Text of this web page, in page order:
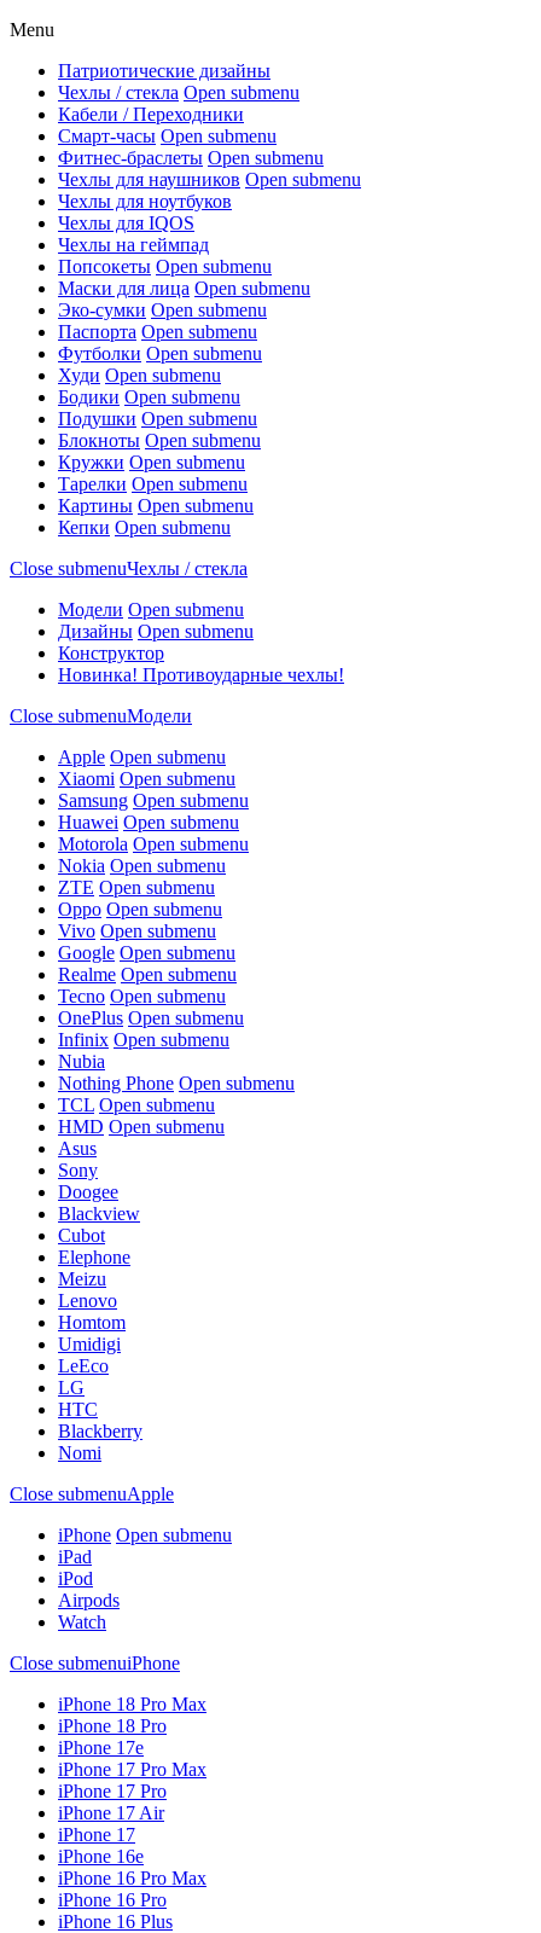
Menu
Патриотические дизайны
Чехлы / стекла Open submenu
Кабели / Переходники
Смарт-часы Open submenu
Фитнес-браслеты Open submenu
Чехлы для наушников Open submenu
Чехлы для ноутбуков
Чехлы для IQOS
Чехлы на геймпад
Попсокеты Open submenu
Маски для лица Open submenu
Эко-сумки Open submenu
Паспорта Open submenu
Футболки Open submenu
Худи Open submenu
Бодики Open submenu
Подушки Open submenu
Блокноты Open submenu
Кружки Open submenu
Тарелки Open submenu
Картины Open submenu
Кепки Open submenu
Close submenuЧехлы / стекла
Модели Open submenu
Дизайны Open submenu
Конструктор
Новинка! Противоударные чехлы!
Close submenuМодели
Apple Open submenu
Xiaomi Open submenu
Samsung Open submenu
Huawei Open submenu
Motorola Open submenu
Nokia Open submenu
ZTE Open submenu
Oppo Open submenu
Vivo Open submenu
Google Open submenu
Realme Open submenu
Tecno Open submenu
OnePlus Open submenu
Infinix Open submenu
Nubia
Nothing Phone Open submenu
TCL Open submenu
HMD Open submenu
Asus
Sony
Doogee
Blackview
Cubot
Elephone
Meizu
Lenovo
Homtom
Umidigi
LeEco
LG
HTC
Blackberry
Nomi
Close submenuApple
iPhone Open submenu
iPad
iPod
Airpods
Watch
Close submenuiPhone
iPhone 18 Pro Max
iPhone 18 Pro
iPhone 17e
iPhone 17 Pro Max
iPhone 17 Pro
iPhone 17 Air
iPhone 17
iPhone 16e
iPhone 16 Pro Max
iPhone 16 Pro
iPhone 16 Plus